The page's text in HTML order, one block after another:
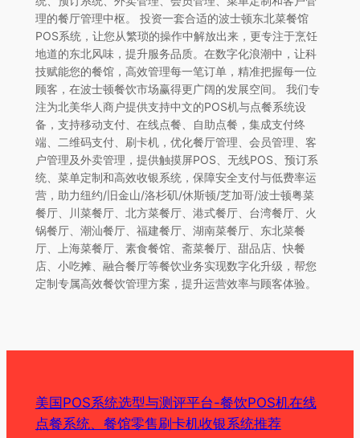
理的餐厅管理中枢。 投资一套合适的波士顿东北菜餐馆
POS系统，让您从繁琐的操作中解放出来，更专注于烹饪
地道的东北风味，提升服务品质。在数字化浪潮中，让科
技赋能您的餐馆，高效管理每一笔订单，精准把握每一位
顾客，在波士顿餐饮市场赢得更广阔的发展空间。 我们专
注为北美华人商户提供支持中文的POS机与点餐系统设
备，支持移动支付、在线点餐、自助点餐，集成支付终
端、二维码支付、刷卡机，优化餐厅管理、会员管理、客
户管理及外卖管理，提供触摸屏POS、无线POS、预订系
统、菜单定制和高效收银系统，保障安全支付与低费率运
营，助力纽约/旧金山/洛杉矶/休斯顿/芝加哥/波士顿粤菜
餐厅、川菜餐厅、北方菜餐厅、港式餐厅、台湾餐厅、火
锅餐厅、潮汕餐厅、福建餐厅、湖南菜餐厅、东北菜餐
厅、上海菜餐厅、素食餐馆、斋菜餐厅、甜品店、快餐
店、小吃摊、融合餐厅等餐饮业务实现数字化升级，帮您
定制专属高效餐饮管理方案，提升运营效率与顾客体验。
美国POS系统选型与测评平台-餐饮POS机在线
点餐系统、餐馆零售刷卡机收银系统推荐